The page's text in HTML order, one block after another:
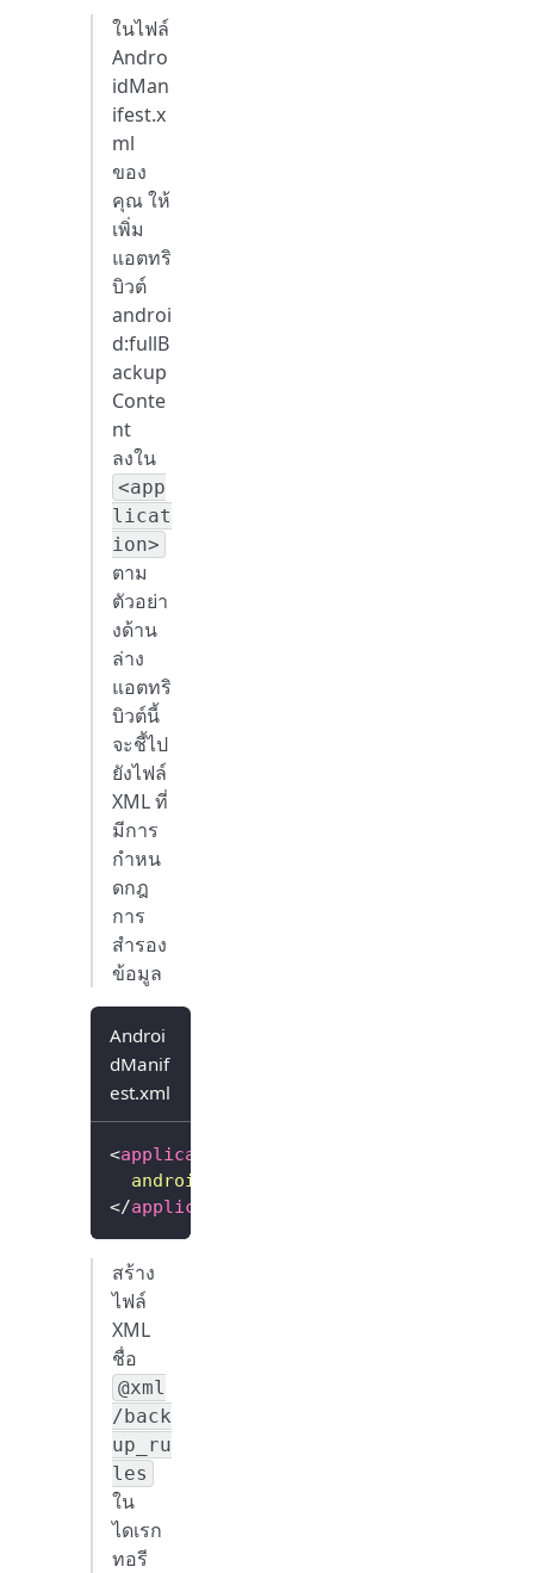
ในไฟล์
Andro
idMan
ifest.x
ml
ของ
คุณ ให้
เพิ่ม
แอตทริ
บิวต์
androi
d:fullB
ackup
Conte
nt
ลงใน
<app
licat
ion>
ตาม
ตัวอย่า
งด้าน
ล่าง
แอตทริ
บิวต์นี้
จะชี้ไป
ยังไฟล์
XML ที่
มีการ
กำหน
ดกฎ
การ
สำรอง
ข้อมูล
Androi
dManif
est.xml
<application
android:
</application
สร้าง
ไฟล์
XML
ชื่อ
@xml
/back
up_ru
les
ใน
ไดเรก
ทอรี